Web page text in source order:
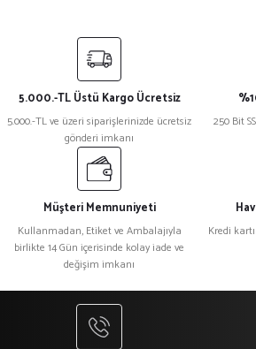
yetersiz gördüğünüz noktaları öneri formunu
Görüş ve önerileriniz için teşekkür ederiz.
Ürün resmi kalitesiz, bozuk veya
Ürün açıklamasında eksik bilgiler bulunuyor.
Ürün bilgilerinde hatalar bulunuyor.
Ürün fiyatı diğer sitelerden daha pahalı.
Bu ürüne benzer farklı alternatifler olmalı.
5.000.-TL Üstü Kargo Ücretsiz
5.000.-TL ve üzeri siparişlerinizde ücretsiz
gönderi imkanı
250 Bit
Müşteri Memnuniyeti
Kullanmadan, Etiket ve Ambalajıyla
birlikte 14 Gün içerisinde kolay iade ve
değişim imkanı
Kredi